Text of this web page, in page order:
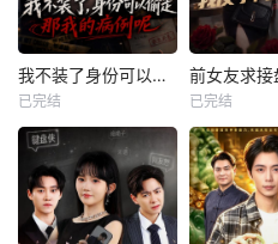
我不装了身份可以偷走那我的病例呢
已完结 已完结